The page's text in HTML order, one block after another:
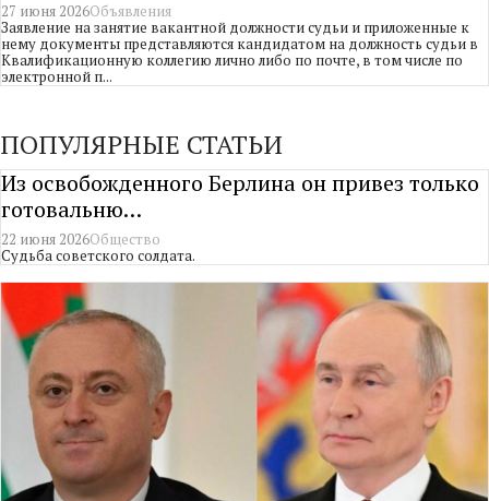
27 июня 2026Объявления
Заявление на занятие вакантной должности судьи и приложенные к
нему документы представляются кандидатом на должность судьи в
Квалификационную коллегию лично либо по почте, в том числе по
электронной п...
ПОПУЛЯРНЫЕ СТАТЬИ
Из освобожденного Берлина он привез только
готовальню…
22 июня 2026Общество
Судьба советского солдата.